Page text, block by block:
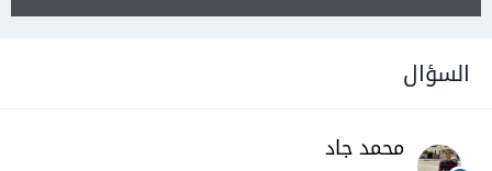
السؤال
محمد جاد